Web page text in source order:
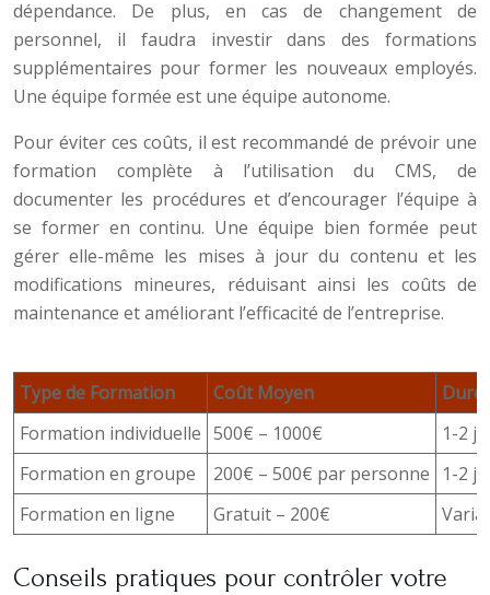
dépendance. De plus, en cas de changement de
personnel, il faudra investir dans des formations
supplémentaires pour former les nouveaux employés.
Une équipe formée est une équipe autonome.
Pour éviter ces coûts, il est recommandé de prévoir une
formation complète à l’utilisation du CMS, de
documenter les procédures et d’encourager l’équipe à
se former en continu. Une équipe bien formée peut
gérer elle-même les mises à jour du contenu et les
modifications mineures, réduisant ainsi les coûts de
maintenance et améliorant l’efficacité de l’entreprise.
Type de Formation Coût Moyen
Formation individuelle 500€ – 1000€
1-2
Formation en groupe
200€ – 500€ par personne
1-2
Formation en ligne
Gratuit – 200€
Conseils pratiques pour contrôler votre